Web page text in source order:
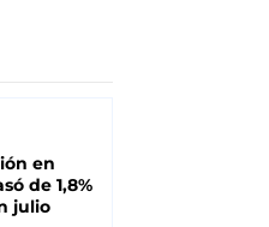
en
de 1,8%
julio